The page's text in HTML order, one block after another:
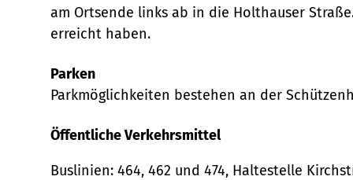
am Ortsende links ab in die Holthauser
erreicht haben.
Parken
Parkmöglichkeiten bestehen an der
Öffentliche Verkehrsmittel
Buslinien: 464, 462 und 474, Haltestelle